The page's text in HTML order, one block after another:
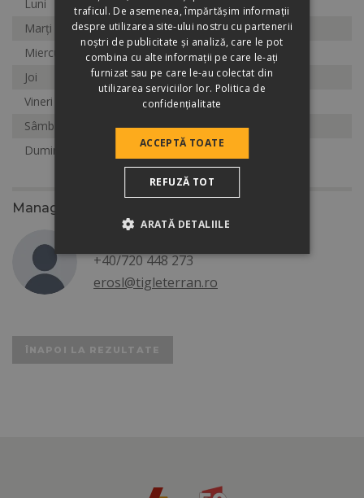
Luni
7:00 - 19:00
Marți
7:00 - 19:00
Miercuri
7:00 - 19:00
Joi
7:00 - 19:00
Vineri
7:00 - 19:00
Sâmbătă
7:30 - 15:00
Duminică
Închis
Manager zonal
+40/720 448 273
erosl@tigleterran.ro
ÎNAPOI LA REZULTATE
traficul. De asemenea, împărtășim informații
despre utilizarea site-ului nostru cu partenerii
noștri de publicitate și analiză, care le pot
combina cu alte informații pe care le-ați
furnizat sau pe care le-au colectat din
utilizarea serviciilor lor. Politica de
confidențialitate
ACCEPTĂ TOATE
REFUZĂ TOT
ARATĂ DETALIILE